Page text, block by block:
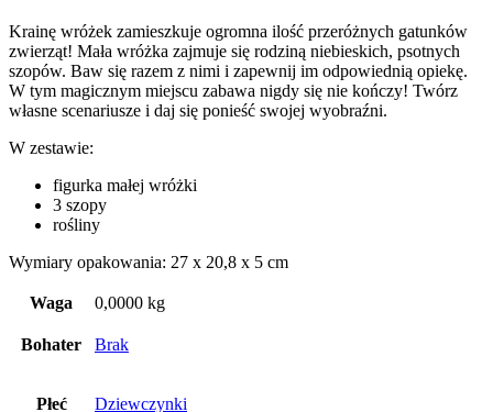
Krainę wróżek zamieszkuje ogromna ilość przeróżnych gatunków
zwierząt! Mała wróżka zajmuje się rodziną niebieskich, psotnych
szopów. Baw się razem z nimi i zapewnij im odpowiednią opiekę.
W tym magicznym miejscu zabawa nigdy się nie kończy! Twórz
własne scenariusze i daj się ponieść swojej wyobraźni.
W zestawie:
figurka małej wróżki
3 szopy
rośliny
Wymiary opakowania: 27 x 20,8 x 5 cm
Waga 0,0000 kg
Bohater Brak
Płeć Dziewczynki